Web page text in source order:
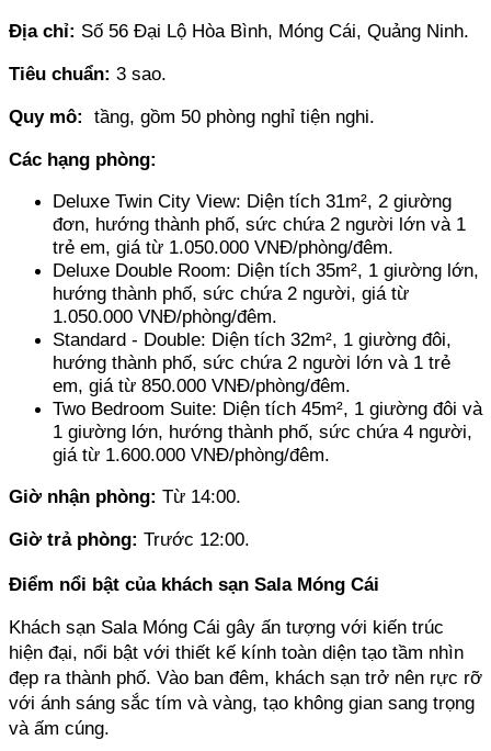
Địa chỉ: Số 56 Đại Lộ Hòa Bình, Móng Cái, Quảng Ninh.
Tiêu chuẩn: 3 sao.
Quy mô: tầng, gồm 50 phòng nghỉ tiện nghi.
Các hạng phòng:
Deluxe Twin City View: Diện tích 31m², 2 giường
đơn, hướng thành phố, sức chứa 2 người lớn và 1
trẻ em, giá từ 1.050.000 VNĐ/phòng/đêm.
Deluxe Double Room: Diện tích 35m², 1 giường lớn,
hướng thành phố, sức chứa 2 người, giá từ
1.050.000 VNĐ/phòng/đêm.
Standard - Double: Diện tích 32m², 1 giường đôi,
hướng thành phố, sức chứa 2 người lớn và 1 trẻ
em, giá từ 850.000 VNĐ/phòng/đêm.
Two Bedroom Suite: Diện tích 45m², 1 giường đôi và
1 giường lớn, hướng thành phố, sức chứa 4 người,
giá từ 1.600.000 VNĐ/phòng/đêm.
Giờ nhận phòng: Từ 14:00.
Giờ trả phòng: Trước 12:00.
Điểm nổi bật của khách sạn Sala Móng Cái
Khách sạn Sala Móng Cái gây ấn tượng với kiến trúc
hiện đại, nổi bật với thiết kế kính toàn diện tạo tầm nhìn
đẹp ra thành phố. Vào ban đêm, khách sạn trở nên rực rỡ
với ánh sáng sắc tím và vàng, tạo không gian sang trọng
và ấm cúng.